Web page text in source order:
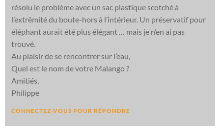
résolu le problème avec un sac plastique scotché à
l’extrêmité du boute-hors à l’intérieur. Un préservatif pour
éléphant aurait été plus élégant … mais je n’en ai pas
trouvé.
Au plaisir de se rencontrer sur l’eau,
Quel est le nom de votre Malango ?
Amitiés,
Philippe
CONNECTEZ-VOUS POUR RÉPONDRE